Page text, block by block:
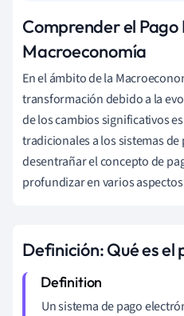
Comprender el Pago
Macroeconomía
En el ámbito de la
transformación debido a la
de los cambios significativos
tradicionales a los sistemas
desentrañar el concepto de
profundizar en varios
Definición: Qué es
Un sistema de pago